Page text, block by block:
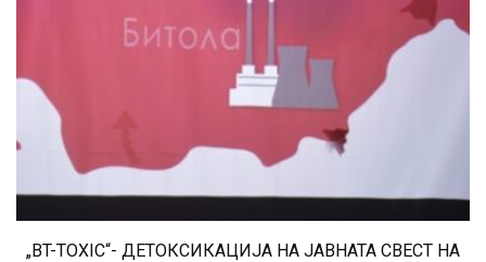
„BT-TOXIC“- ДЕТОКСИКАЦИЈА НА ЈАВНАТА СВЕСТ НА